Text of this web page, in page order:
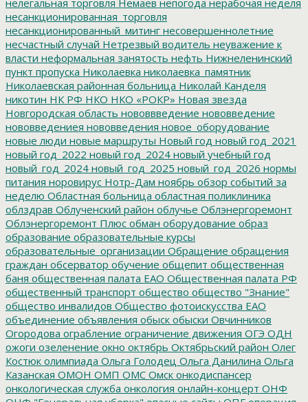
несанкционированная_торговля
несанкционированный_митинг несовершеннолетние
несчастный случай Нетрезвый водитель неуважение к
власти неформальная занятость нефть Нижнеленинский
пункт пропуска Николаевка николаевка_памятник
Николаевская районная больница Николай Канделя
никотин НК РФ НКО НКО «РОКР» Новая звезда
Новгородская область нововвведение нововведение
нововведениея нововведения новое_оборудование
новые люди новые маршруты Новый год новый год_2021
новый год_2022 новый год_2024 новый учебный год
новый_год_2024 новый_год_2025 новый_год_2026 нормы
питания норовирус Нотр-Дам ноябрь обзор событий за
неделю Областная больница областная поликлиника
облздрав Облученский район облучье Облэнергоремонт
Облэнергоремонт Плюс обман оборудование образ
образование образовательные курсы
образовательные_организации Обращение обращения
граждан обсерватор обучение общепит общественная
баня общественная палата ЕАО Общественная палата РФ
общественный транспорт общество общество "Знание"
общество инвалидов Общество фотоискусства ЕАО
объединение объявления обыск обыски Овчинников
Огородова ограбление ограничение движения ОГЭ ОДН
ожоги озеленение окно октябрь Октябрьский район Олег
Костюк олимпиада Ольга Голодец Ольга Данилина Ольга
Казанская ОМОН ОМП ОМС Омск онкодиспансер
онкологическая служба онкология онлайн-концерт ОНФ